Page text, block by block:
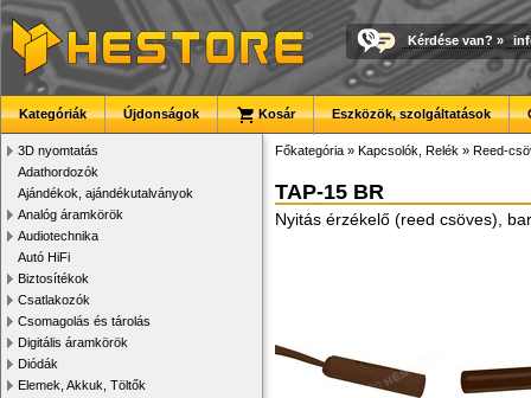
Kérdése van? »
Kategóriák Újdonságok Kosár Eszközök, szolgáltatások
3D nyomtatás
Adathordozók
Ajándékok, ajándékutalványok
Analóg áramkörök
Audiotechnika
Autó HiFi
Biztosítékok
Csatlakozók
Csomagolás és tárolás
Digitális áramkörök
Diódák
Elemek, Akkuk, Töltők
Főkategória » Kapcsolók, Relék » Reed-
TAP-15 BR
Nyitás érzékelő (reed csöves),